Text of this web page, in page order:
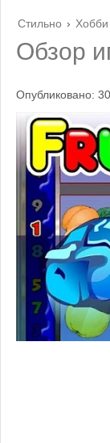
Стильно › Хобби
Обзор
Опубликовано: